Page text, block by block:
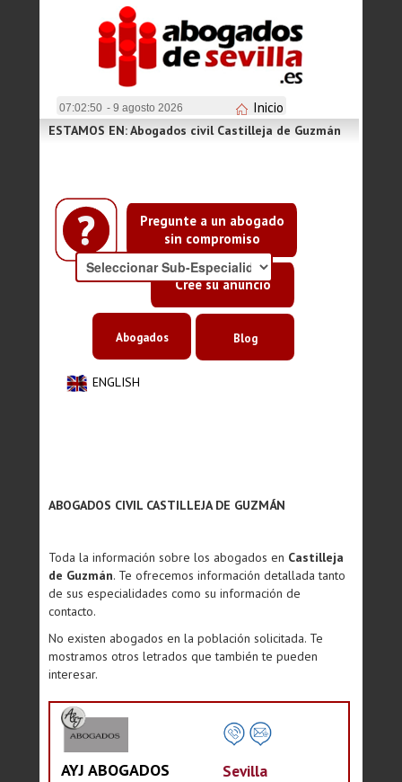
07:02:50 - 9 agosto 2026 Inicio
Pregunte a un abogado
sin compromiso
Cree su anuncio
ESTAMOS EN: Abogados civil Castilleja de Guzmán
ENGLISH
Abogados Blog
ABOGADOS CIVIL CASTILLEJA DE GUZMÁN
Toda la información sobre los abogados en Castilleja
de Guzmán. Te ofrecemos información detallada tanto
de sus especialidades como su información de
contacto.
No existen abogados en la población solicitada. Te
mostramos otros letrados que también te pueden
interesar.
AYJ ABOGADOS Sevilla